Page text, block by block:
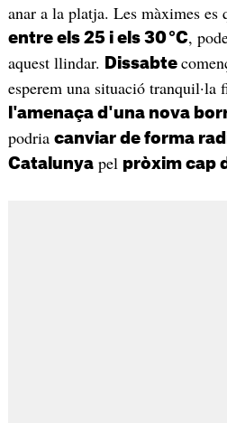
anar a la platja. Les màximes es
entre els 25 i els 30 °C,
aquest llindar.
Dissabte
esperem una situació
l'amenaça d'una nova
podria canviar de forma
Catalunyapel pròxim cap